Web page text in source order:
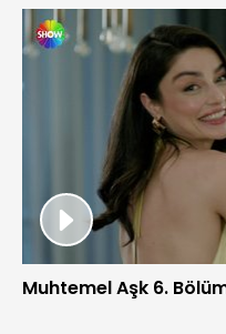
Muhtemel Aşk 6.